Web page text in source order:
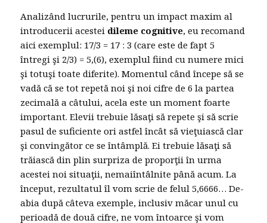
Analizând lucrurile, pentru un impact maxim al
introducerii acestei dileme cognitive, eu recomand
aici exemplul: 17/3 = 17 : 3 (care este de fapt 5
întregi şi 2/3) = 5,(6), exemplul fiind cu numere mici
şi totuşi toate diferite). Momentul când începe să se
vadă că se tot repetă noi şi noi cifre de 6 la partea
zecimală a câtului, acela este un moment foarte
important. Elevii trebuie lăsaţi să repete şi să scrie
pasul de suficiente ori astfel încât să vieţuiască clar
şi convingător ce se întâmplă. Ei trebuie lăsaţi să
trăiască din plin surpriza de proporţii în urma
acestei noi situaţii, nemaiîntâlnite până acum. La
început, rezultatul îl vom scrie de felul 5,6666… De-
abia după câteva exemple, inclusiv măcar unul cu
perioadă de două cifre, ne vom întoarce şi vom